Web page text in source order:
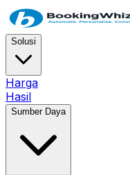
Solusi
Harga
Hasil
Sumber Daya